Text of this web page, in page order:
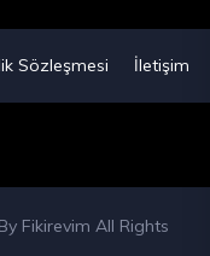
Sözleşmesi İletişim
Fikirevim All Rights